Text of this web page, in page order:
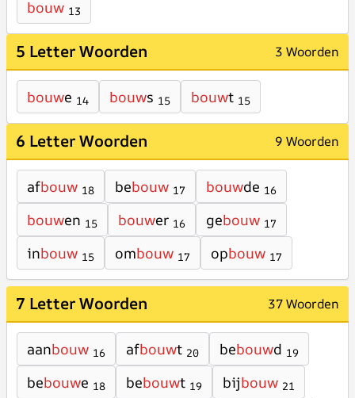
bouw 13
5 Letter Woorden 3 Woorden
bouwe 14 bouws 15 bouwt 15
6 Letter Woorden 9 Woorden
afbouw 18 bebouw 17 bouwde 16
bouwen 15 bouwer 16 gebouw 17
inbouw 15 ombouw 17 opbouw 17
7 Letter Woorden 37 Woorden
aanbouw 16 afbouwt 20 bebouwd 19
bebouwe 18 bebouwt 19 bijbouw 21